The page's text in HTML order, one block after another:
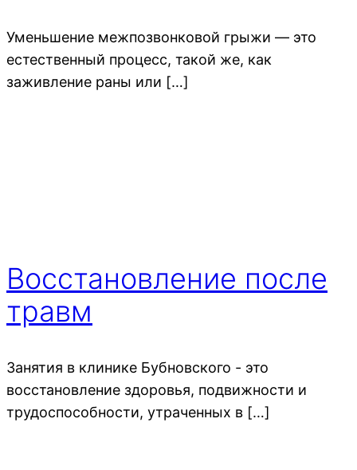
Уменьшение межпозвонковой грыжи — это
естественный процесс, такой же, как
заживление раны или […]
Восстановление после
травм
Занятия в клинике Бубновского - это
восстановление здоровья, подвижности и
трудоспособности, утраченных в […]